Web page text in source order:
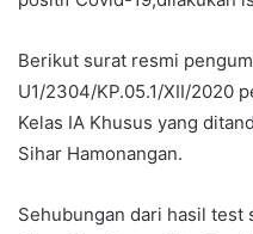
Berikut surat resmi
U1/2304/KP.05.1/XII/2020
Kelas IA Khusus yang
Sihar Hamonangan.
Sehubungan dari hasil test